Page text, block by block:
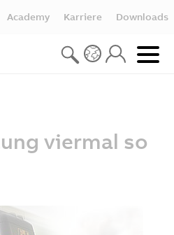
Academy Karriere Downloads
viermal so